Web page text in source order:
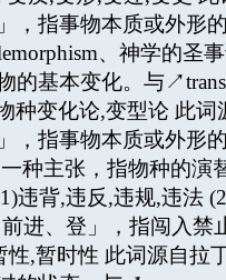
，指事物本质或外形
、神学的圣
的基本变化。与
种变化论,变型论 此
，指事物本质或外形
种主张，指物种的
违背,违反,违规,违法
前进、登」，指闯入
性,暂时性 此词源自